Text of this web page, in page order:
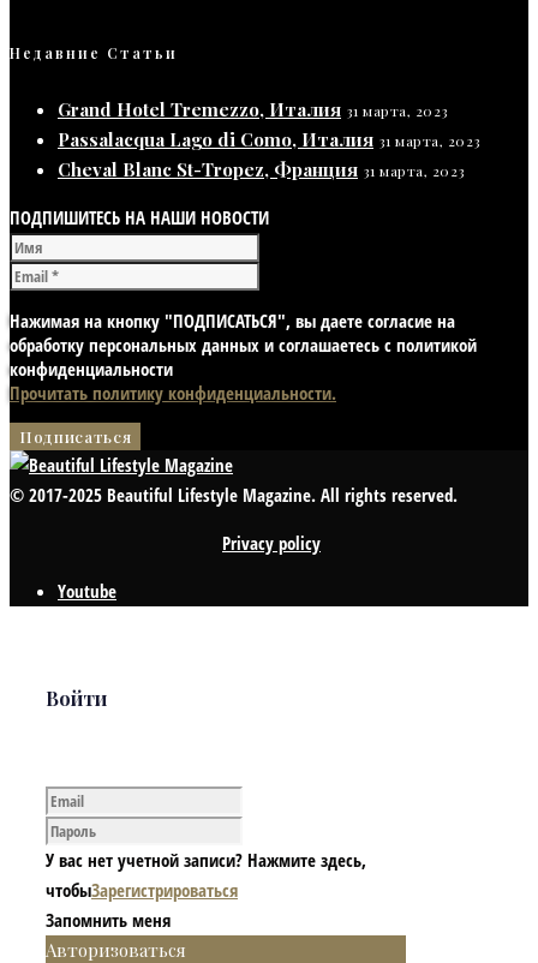
Недавние Статьи
Grand Hotel Tremezzo, Италия 31 марта, 2023
Passalacqua Lago di Como, Италия 31 марта, 2023
Cheval Blanc St-Tropez, Франция 31 марта, 2023
ПОДПИШИТЕСЬ НА НАШИ НОВОСТИ
Нажимая на кнопку "ПОДПИСАТЬСЯ", вы даете согласие на
обработку персональных данных и соглашаетесь с политикой
конфиденциальности
Прочитать политику конфиденциальности.
© 2017-2025 Beautiful Lifestyle Magazine. All rights reserved.
Privacy policy
Youtube
Войти
У вас нет учетной записи? Нажмите здесь,
чтобыЗарегистрироваться
Запомнить меня
Авторизоваться